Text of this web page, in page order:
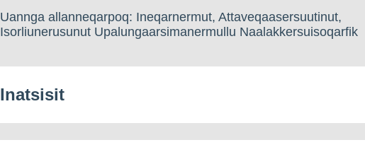
Uannga allanneqarpoq: Ineqarnermut, Attaveqaasersuutinut,
Isorliunerusunut Upalungaarsimanermullu Naalakkersuisoqarfik
Inatsisit